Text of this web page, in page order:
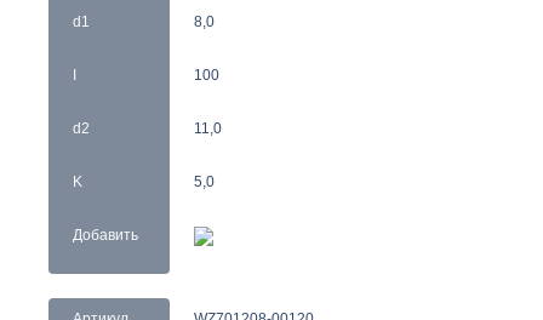
d1
I
d2
K
Добавить
8,0
100
11,0
5,0